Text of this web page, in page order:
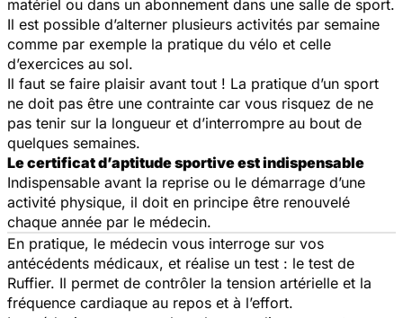
matériel ou dans un abonnement dans une salle de sport.
Il est possible d’alterner plusieurs activités par semaine
comme par exemple la pratique du vélo et celle
d’exercices au sol.
Il faut se faire plaisir avant tout ! La pratique d’un sport
ne doit pas être une contrainte car vous risquez de ne
pas tenir sur la longueur et d’interrompre au bout de
quelques semaines.
Le certificat d’aptitude sportive est indispensable
Indispensable avant la reprise ou le démarrage d’une
activité physique, il doit en principe être renouvelé
chaque année par le médecin.
En pratique, le médecin vous interroge sur vos
antécédents médicaux, et réalise un test : le test de
Ruffier. Il permet de contrôler la tension artérielle et la
fréquence cardiaque au repos et à l’effort.